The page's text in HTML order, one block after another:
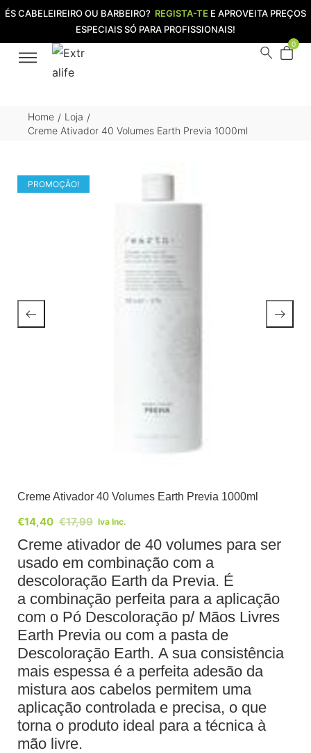
ÉS CABELEIREIRO OU BARBEIRO? REGISTA-TE E APROVEITA PREÇOS
ESPECIAIS SÓ PARA PROFISSIONAIS!
0
Home / Loja /
Creme Ativador 40 Volumes Earth Previa 1000ml
PROMOÇÃO!
Creme Ativador 40 Volumes Earth Previa 1000ml
€17,99
€14,40 Iva Inc.
Creme ativador de 40 volumes para ser
usado em combinação com a
descoloração Earth da Previa. É
a combinação perfeita para a aplicação
com o Pó Descoloração p/ Mãos Livres
Earth Previa ou com a pasta de
Descoloração Earth. A sua consistência
mais espessa é a perfeita adesão da
mistura aos cabelos permitem uma
aplicação controlada e precisa, o que
torna o produto ideal para a técnica à
mão livre.